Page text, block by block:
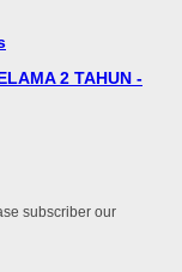
2 TAHUN -
subscriber our